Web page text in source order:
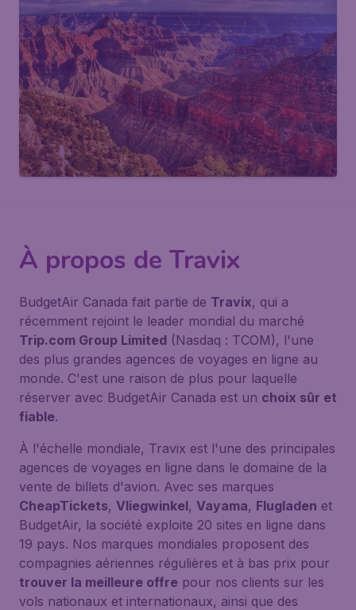
À propos de Travix
BudgetAir Canada fait partie de Travix, qui a
récemment rejoint le leader mondial du marché
Trip.com Group Limited (Nasdaq : TCOM), l'une
des plus grandes agences de voyages en ligne au
monde. C'est une raison de plus pour laquelle
réserver avec BudgetAir Canada est un choix sûr et
fiable.
À l'échelle mondiale, Travix est l'une des principales
agences de voyages en ligne dans le domaine de la
vente de billets d'avion. Avec ses marques
CheapTickets, Vliegwinkel, Vayama, Flugladen et
BudgetAir, la société exploite 20 sites en ligne dans
19 pays. Nos marques mondiales proposent des
compagnies aériennes régulières et à bas prix pour
trouver la meilleure offre pour nos clients sur les
vols nationaux et internationaux, ainsi que des